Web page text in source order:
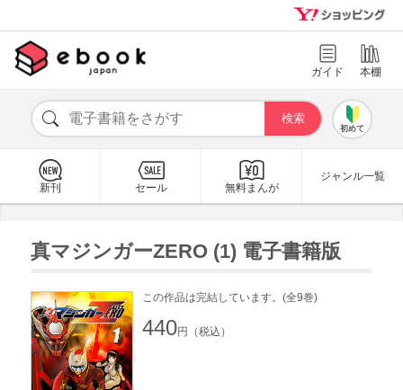
ガイド 本棚
初めて
新刊 セール 無料まんが
ジャンル一覧
真マジンガーZERO (1) 電子書籍版
この作品は完結しています。(全9巻)
440円（税込）